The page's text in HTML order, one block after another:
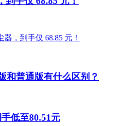
和普通版有什么区别？
低至80.51元